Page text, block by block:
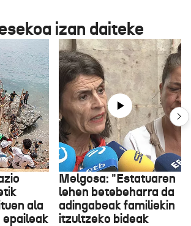
izan daiteke
ala
epaileak
Melgosa: "Estatuaren
lehen betebeharra da
adingabeak familiekin
itzultzeko bideak